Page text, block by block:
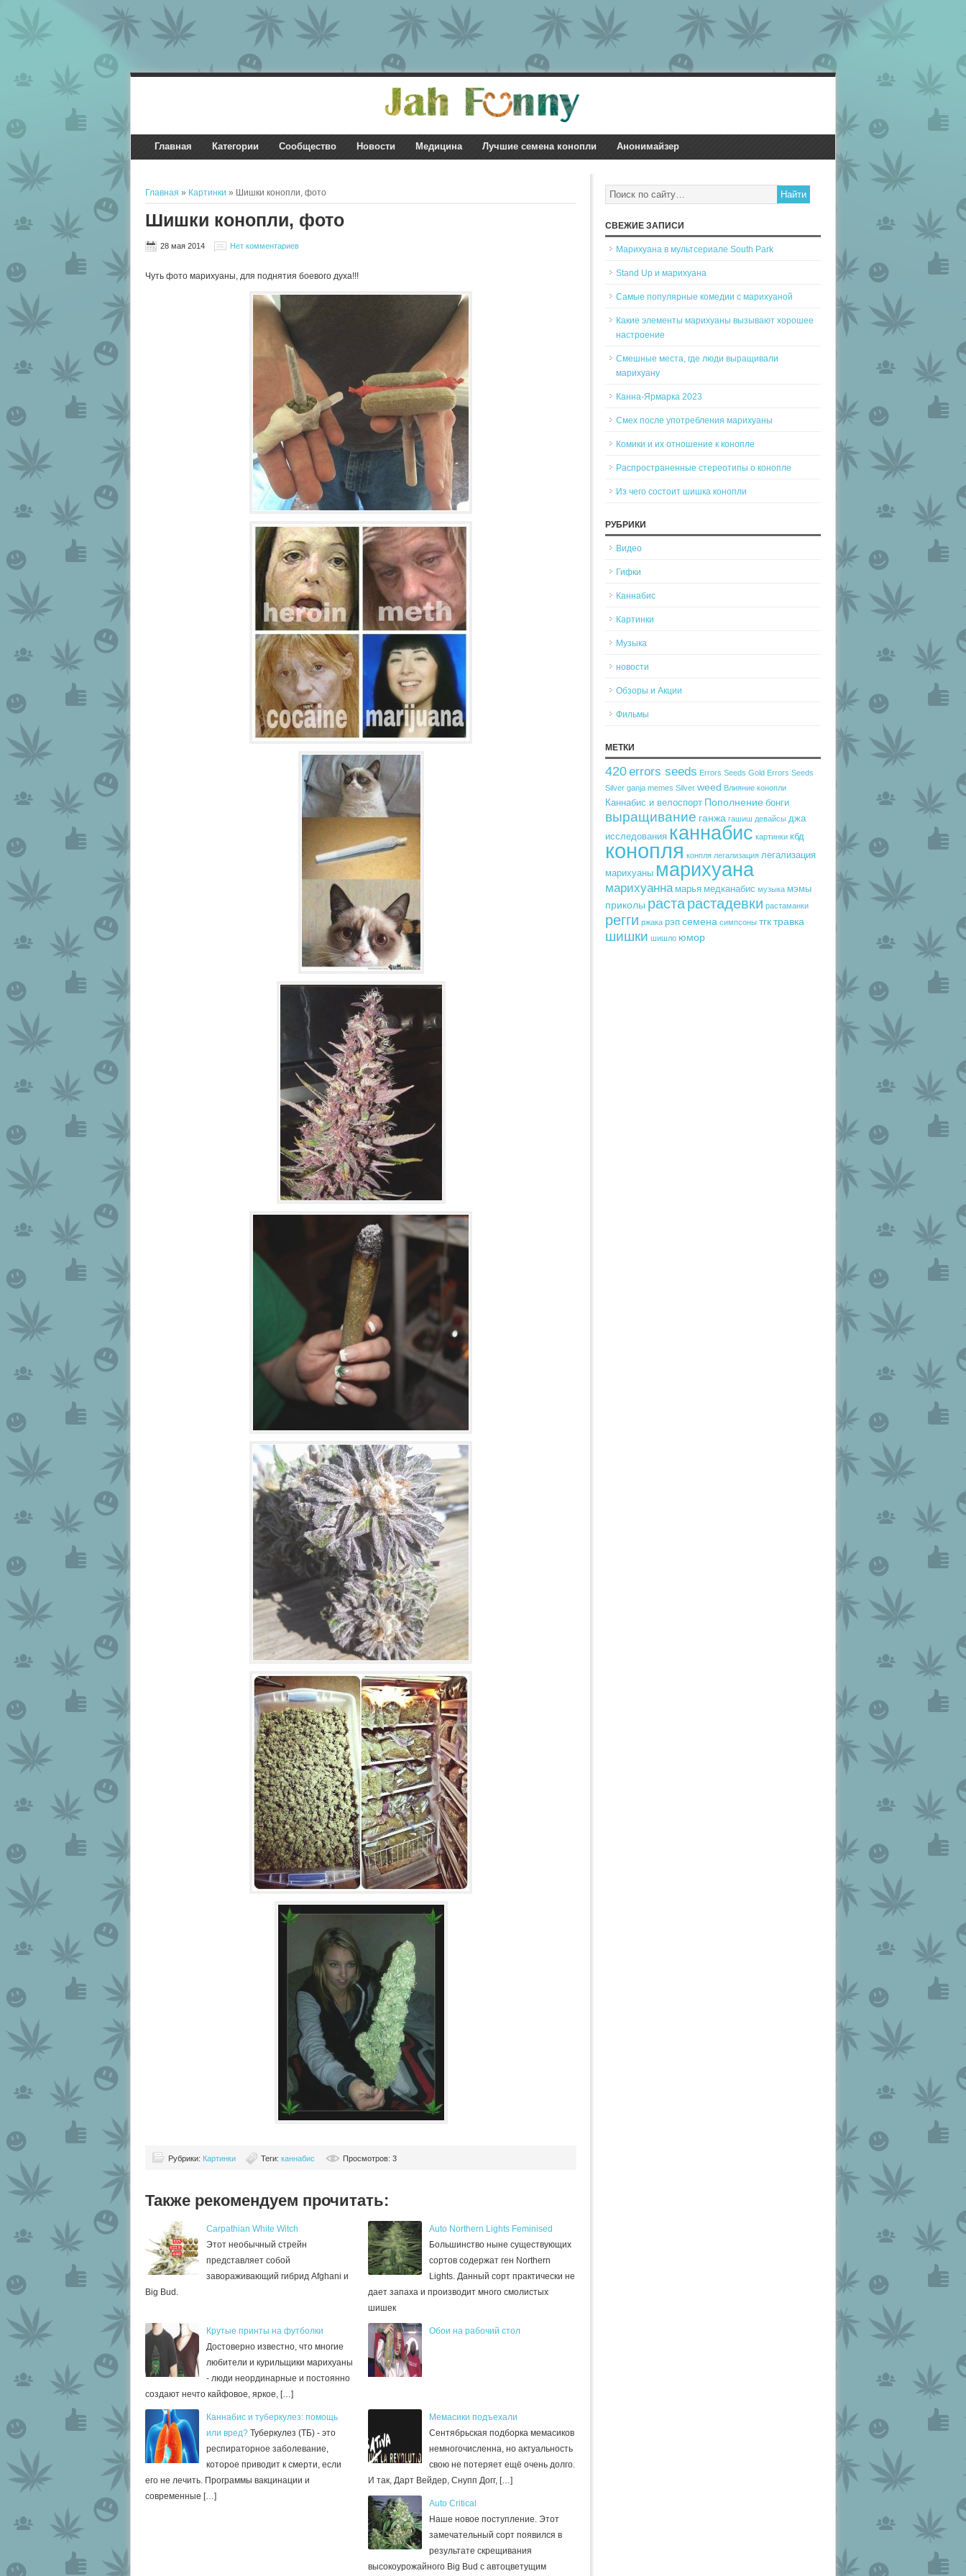
Главная Категории Сообщество Новости Медицина Лучшие семена конопли Анонимайзер
Главная » Картинки » Шишки конопли, фото
Шишки конопли, фото
28 мая 2014 Нет комментариев
Чуть фото марихуаны, для поднятия боевого духа!!!
Рубрики: Картинки Теги: каннабис Просмотров: 3
Также рекомендуем прочитать:
Carpathian White Witch
Этот необычный стрейн
представляет собой
завораживающий гибрид Afghani и
Big Bud.
Auto Northern Lights Feminised
Большинство ныне существующих
сортов содержат ген Northern
Lights. Данный сорт практически не
дает запаха и производит много смолистых
шишек
Крутые принты на футболки
Достоверно известно, что многие
любители и курильщики марихуаны
- люди неординарные и постоянно
создают нечто кайфовое, яркое, […]
Обои на рабочий стол
Каннабис и туберкулез: помощь
или вред? Туберкулез (ТБ) - это
респираторное заболевание,
которое приводит к смерти, если
его не лечить. Программы вакцинации и
современные […]
Мемасики подъехали
Сентябрьская подборка мемасиков
немногочисленна, но актуальность
свою не потеряет ещё очень долго.
И так, Дарт Вейдер, Снупп Догг, […]
Auto Critical
Наше новое поступление. Этот
замечательный сорт появился в
результате скрещивания
высокоурожайного Big Bud с автоцветущим
СВЕЖИЕ ЗАПИСИ
Марихуана в мультсериале South Park
Stand Up и марихуана
Самые популярные комедии с марихуаной
Какие элементы марихуаны вызывают хорошее
настроение
Смешные места, где люди выращивали
марихуану
Канна-Ярмарка 2023
Смех после употребления марихуаны
Комики и их отношение к конопле
Распространенные стереотипы о конопле
Из чего состоит шишка конопли
РУБРИКИ
Видео
Гифки
Каннабис
Картинки
Музыка
новости
Обзоры и Акции
Фильмы
МЕТКИ
420errors seeds Errors Seeds Gold Errors Seeds
Silver ganja memes Silver weed Влияние конопли
Каннабис и велоспорт Пополнение бонги
выращивание ганжа гашиш девайсы джа
исследования каннабис картинки кбд
конопля конпля легализация легализация
марихуаны марихуана
марихуанна марья медканабис музыка мэмы
приколы растарастадевки растаманки
регги ржака рэп семена симпсоны тгктравка
шишки шишло юмор